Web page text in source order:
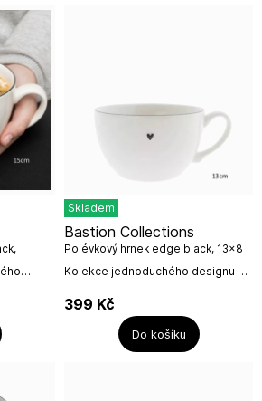
Skladem
Kolekce jednoduchého designu s
holandské firmy Bastion
Collections.Objem: 500 mlPrůměr
hrneku: 13x8...
Bastion Collections
Polévkový hrnek edge black, 13x8
cm
399 Kč
Do košíku